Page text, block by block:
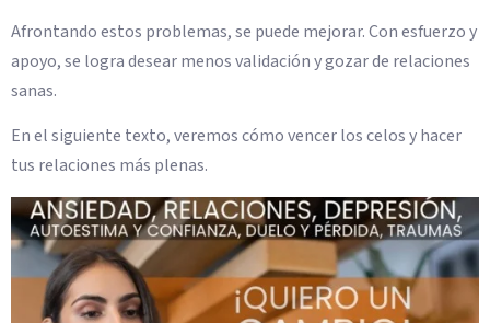
Afrontando estos problemas, se puede mejorar. Con esfuerzo y
apoyo, se logra desear menos validación y gozar de relaciones
sanas.
En el siguiente texto, veremos cómo vencer los celos y hacer
tus relaciones más plenas.